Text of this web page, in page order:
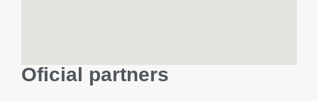
Oficial partners